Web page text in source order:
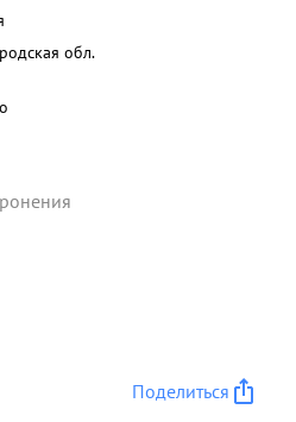
обл.
Поделиться